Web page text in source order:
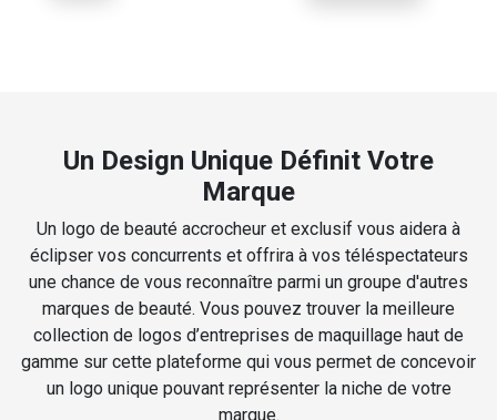
Un Design Unique Définit Votre
Marque
Un logo de beauté accrocheur et exclusif vous aidera à
éclipser vos concurrents et offrira à vos téléspectateurs
une chance de vous reconnaître parmi un groupe d'autres
marques de beauté. Vous pouvez trouver la meilleure
collection de logos d’entreprises de maquillage haut de
gamme sur cette plateforme qui vous permet de concevoir
un logo unique pouvant représenter la niche de votre
marque.